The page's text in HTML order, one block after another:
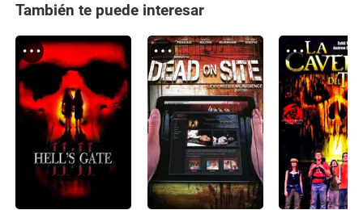
También te puede interesar